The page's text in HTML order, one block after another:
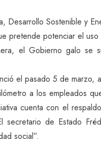
Desarrollo Sostenible y
pretende potenciar el
el Gobierno galo se
el pasado 5 de marzo,
a los empleados
cuenta con el
secretario de Estado
social”.